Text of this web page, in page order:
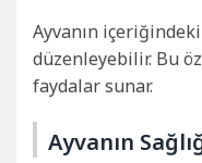
Ayvanın
düzenleyebilir. Bu
faydalar sunar.
Ayvanın